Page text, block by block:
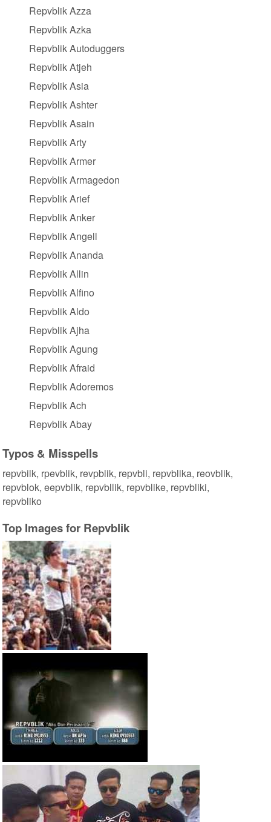
Repvblik Azza
Repvblik Azka
Repvblik Autoduggers
Repvblik Atjeh
Repvblik Asia
Repvblik Ashter
Repvblik Asain
Repvblik Arty
Repvblik Armer
Repvblik Armagedon
Repvblik Arief
Repvblik Anker
Repvblik Angell
Repvblik Ananda
Repvblik Allin
Repvblik Alfino
Repvblik Aldo
Repvblik Ajha
Repvblik Agung
Repvblik Afraid
Repvblik Adoremos
Repvblik Ach
Repvblik Abay
Typos & Misspells
repvbilk, rpevblik, revpblik, repvbli, repvblika, reovblik,
repvblok, eepvblik, repvbllik, repvblike, repvbliki,
repvbliko
Top Images for Repvblik